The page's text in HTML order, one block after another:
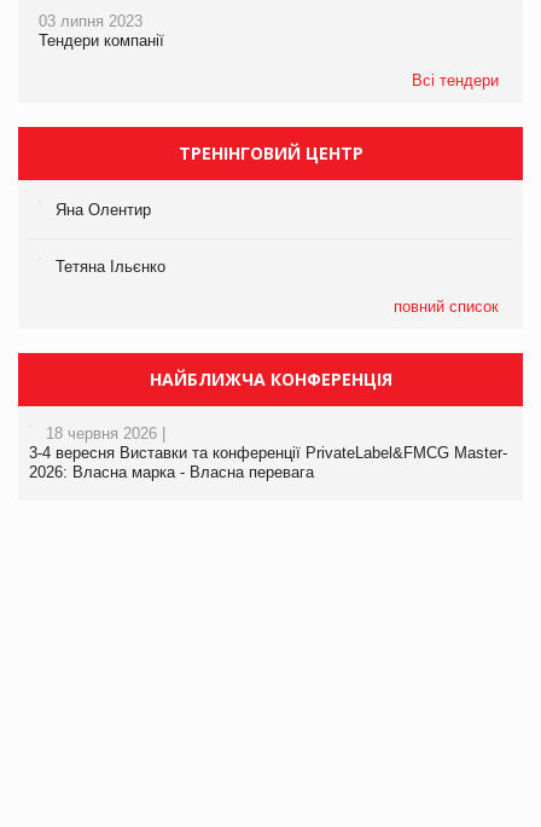
03 липня 2023
Тендери компанії
Всі тендери
ТРЕНІНГОВИЙ ЦЕНТР
Яна Олентир
Тетяна Ільєнко
повний список
НАЙБЛИЖЧА КОНФЕРЕНЦІЯ
18 червня 2026 |
3-4 вересня Виставки та конференції PrivateLabel&FMCG Master-
2026: Власна марка - Власна перевага